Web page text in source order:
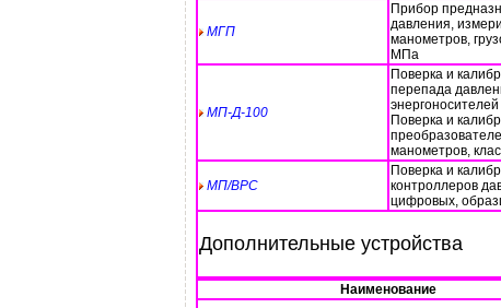
МГП
Прибор
давления,
манометров,
МПа
МП-Д-100
Поверка и
перепада
Поверка и
манометров,
МП/ВРС
Поверка и
контроллеров
цифровых,
Дополнительные устройства
Наименование